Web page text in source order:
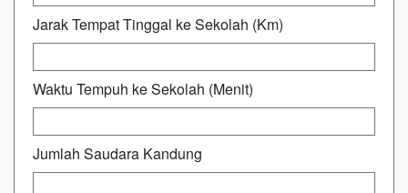
Jarak Tempat Tinggal ke Sekolah (Km)
Waktu Tempuh ke Sekolah (Menit)
Jumlah Saudara Kandung